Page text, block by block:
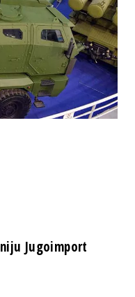
Jugoimport